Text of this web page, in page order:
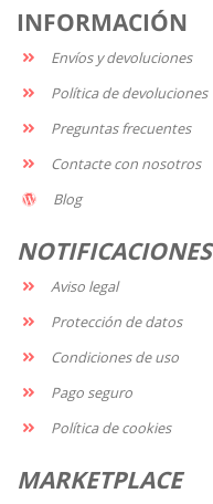
INFORMACIÓN
Envíos y devoluciones
Política de devoluciones
Preguntas frecuentes
Contacte con nosotros
Blog
NOTIFICACIONES
Aviso legal
Protección de datos
Condiciones de uso
Pago seguro
Política de cookies
MARKETPLACE